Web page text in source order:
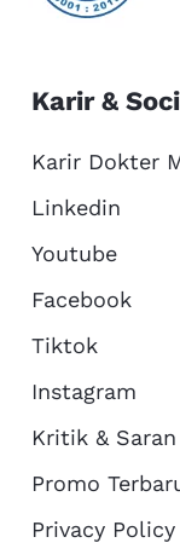
Karir &
Karir Dokter
Linkedin
Youtube
Facebook
Tiktok
Instagram
Kritik & Saran
Promo
Privacy Policy